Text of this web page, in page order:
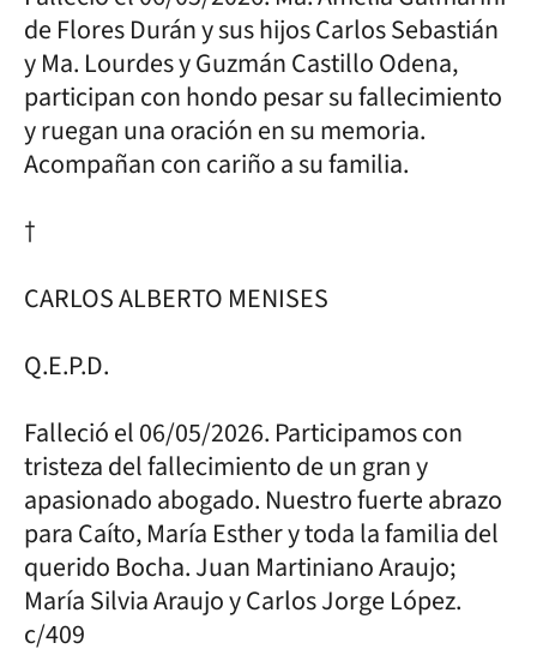
de Flores Durán y sus hijos Carlos Sebastián
y Ma. Lourdes y Guzmán Castillo Odena,
participan con hondo pesar su fallecimiento
y ruegan una oración en su memoria.
Acompañan con cariño a su familia.
†
CARLOS ALBERTO MENISES
Q.E.P.D.
Falleció el 06/05/2026. Participamos con
tristeza del fallecimiento de un gran y
apasionado abogado. Nuestro fuerte abrazo
para Caíto, María Esther y toda la familia del
querido Bocha. Juan Martiniano Araujo;
María Silvia Araujo y Carlos Jorge López.
c/409